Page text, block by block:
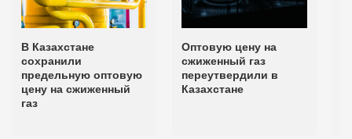
В Казахстане
сохранили
предельную оптовую
цену на сжиженный
газ
Оптовую цену на
сжиженный газ
переутвердили в
Казахстане